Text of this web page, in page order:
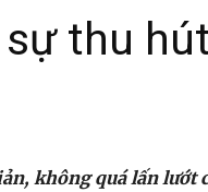
thu
không quá lấn lướt